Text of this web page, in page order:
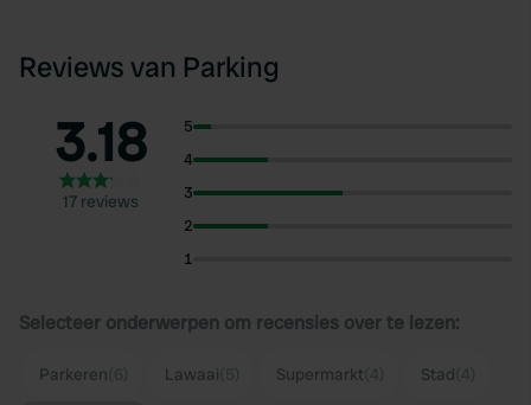
Reviews van Parking
3.18
17 reviews
5
4
3
2
1
Selecteer onderwerpen om recensies over te lezen:
Parkeren Lawaai Supermarkt Stad